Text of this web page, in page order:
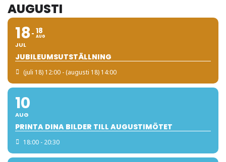
AUGUSTI
18
JUL
18
AUG
JUBILEUMSUTSTÄLLNING
(juli 18) 12:00 - (augusti 18) 14:00
10
AUG
PRINTA DINA BILDER TILL AUGUSTIMÖTET
18:00 - 20:30